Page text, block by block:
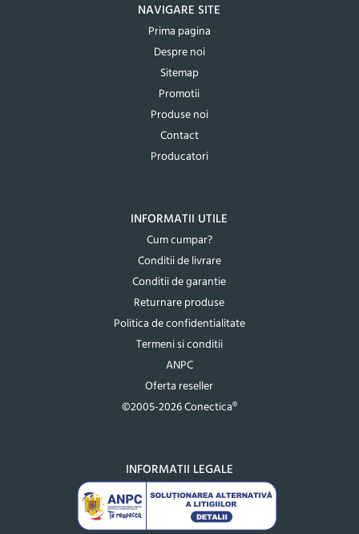
NAVIGARE SITE
Prima pagina
Despre noi
Sitemap
Promotii
Produse noi
Contact
Producatori
INFORMATII UTILE
Cum cumpar?
Conditii de livrare
Conditii de garantie
Returnare produse
Politica de confidentialitate
Termeni si conditii
ANPC
Oferta reseller
©2005-2026 Conectica®
INFORMATII LEGALE